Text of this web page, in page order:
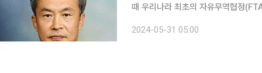
때 우리나라 최초의 자유무역협정(FTA)인 한·칠레 FTA가 발효된 지 올해로 만 20년이 됐다. 1985
정하고 출발하였던 우루과이라운드
2024-05-31 05:00